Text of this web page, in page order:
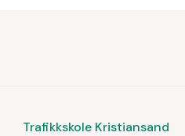
Trafikkskole Kristiansand